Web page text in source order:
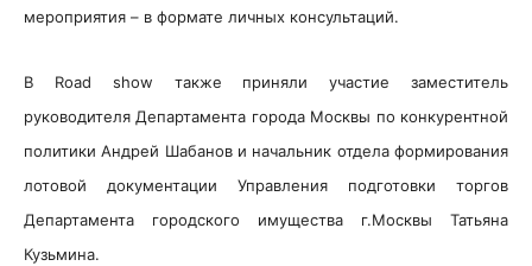
мероприятия – в формате личных консультаций.
В Road show также приняли участие заместитель
руководителя Департамента города Москвы по конкурентной
политики Андрей Шабанов и начальник отдела формирования
лотовой документации Управления подготовки торгов
Департамента городского имущества г.Москвы Татьяна
Кузьмина.